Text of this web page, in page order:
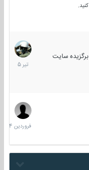
سایت
16
تیر
1405
29
فروردین
1404